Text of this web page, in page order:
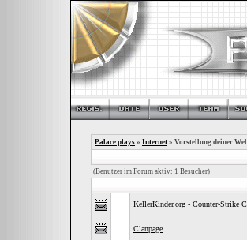
Palace plays » Internet » Vorstellung deiner
(Benutzer im Forum aktiv: 1 Besucher)
KellerKinder.org - Counter-Strike
Clanpage